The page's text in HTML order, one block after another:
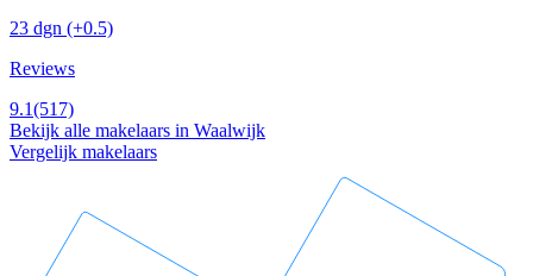
23 dgn (+0.5)
Reviews
9.1(517)
Bekijk alle makelaars in Waalwijk
Vergelijk makelaars